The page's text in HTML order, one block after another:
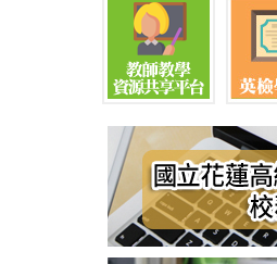
系原住民專班 不分組
農業進修學士學位學程
源學院原住民專班
源學院原住民專班
上運動技術學系
球類運動學系 - 足球組